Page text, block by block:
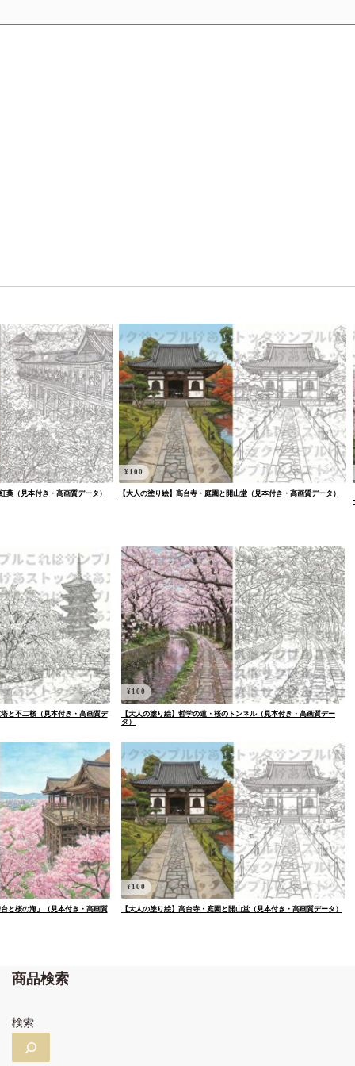
葉（見本付き・高画質データ）
¥ 100
【大人の塗り絵】高台寺・庭園と開山堂（見本付き・高画質データ）
と不二桜（見本付き・高画質デ
¥ 100
【大人の塗り絵】哲学の道・桜のトンネル（見本付き・高画質デー
タ）
と桜の海」（見本付き・高画質
¥ 100
【大人の塗り絵】高台寺・庭園と開山堂（見本付き・高画質データ）
商品検索
検索